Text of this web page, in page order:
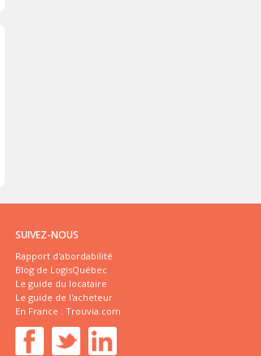
SUIVEZ-NOUS
Rapport d'abordabilité
Blog de LogisQuébec
Le guide du locataire
Le guide de l'acheteur
En France : Trouvia.com